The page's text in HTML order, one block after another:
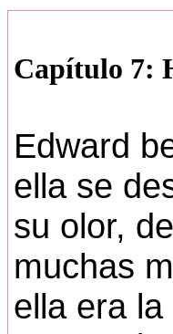
Capítulo 7:
Edward
ella se
su olor,
muchas
ella era